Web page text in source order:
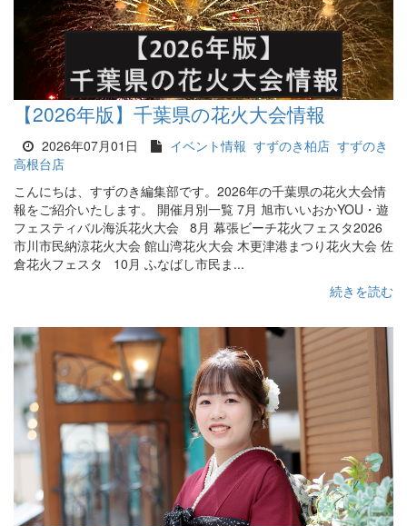
【2026年版】千葉県の花火大会情報
2026年07月01日 イベント情報 すずのき柏店 すずのき
高根台店
こんにちは、すずのき編集部です。2026年の千葉県の花火大会情
報をご紹介いたします。 開催月別一覧 7月 旭市いいおかYOU・遊
フェスティバル海浜花火大会 8月 幕張ビーチ花火フェスタ2026
市川市民納涼花火大会 館山湾花火大会 木更津港まつり花火大会 佐
倉花火フェスタ 10月 ふなばし市民ま...
続きを読む